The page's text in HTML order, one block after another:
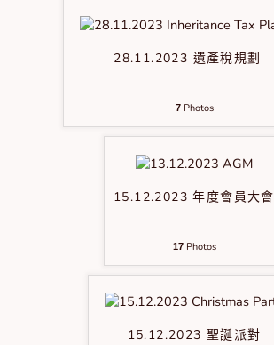
28.11.2023 遺產稅規劃
7Photos
15.12.2023 年度會員大會
17Photos
15.12.2023 聖誕派對